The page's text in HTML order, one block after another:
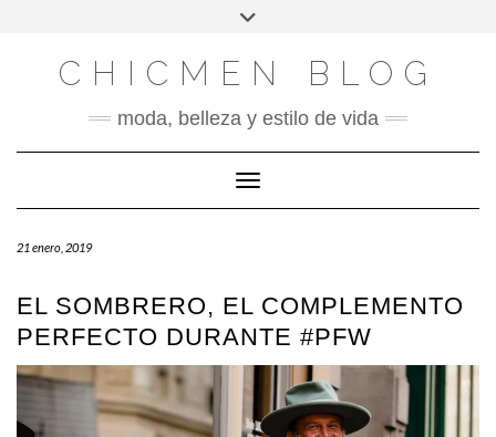
Alternar
cabecera
CHICMEN BLOG
moda, belleza y estilo de vida
Cambiar modo de navegación
21 enero, 2019
EL SOMBRERO, EL COMPLEMENTO
PERFECTO DURANTE #PFW